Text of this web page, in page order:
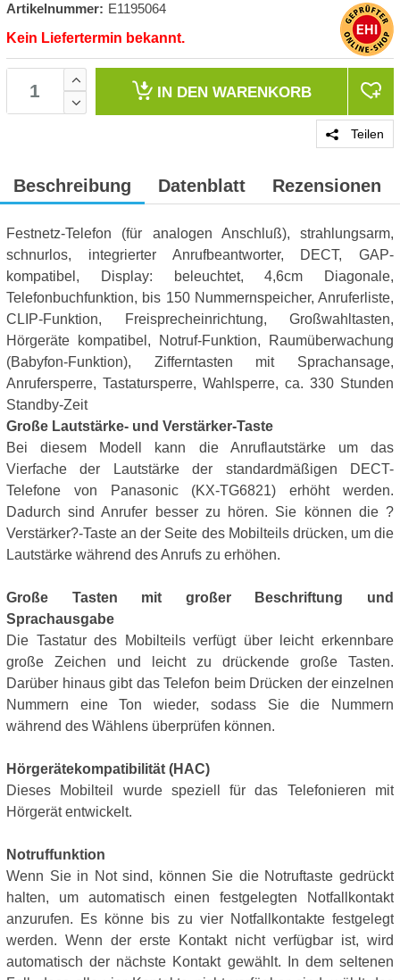
Artikelnummer: E1195064
Kein Liefertermin bekannt.
IN DEN WARENKORB
Teilen
Beschreibung Datenblatt Rezensionen
Festnetz-Telefon (für analogen Anschluß), strahlungsarm,
schnurlos, integrierter Anrufbeantworter, DECT, GAP-
kompatibel, Display: beleuchtet, 4,6cm Diagonale,
Telefonbuchfunktion, bis 150 Nummernspeicher, Anruferliste,
CLIP-Funktion, Freisprecheinrichtung, Großwahltasten,
Hörgeräte kompatibel, Notruf-Funktion, Raumüberwachung
(Babyfon-Funktion), Zifferntasten mit Sprachansage,
Anrufersperre, Tastatursperre, Wahlsperre, ca. 330 Stunden
Standby-Zeit
Große Lautstärke- und Verstärker-Taste
Bei diesem Modell kann die Anruflautstärke um das
Vierfache der Lautstärke der standardmäßigen DECT-
Telefone von Panasonic (KX-TG6821) erhöht werden.
Dadurch sind Anrufer besser zu hören. Sie können die ?
Verstärker?-Taste an der Seite des Mobilteils drücken, um die
Lautstärke während des Anrufs zu erhöhen.
Große Tasten mit großer Beschriftung und
Sprachausgabe
Die Tastatur des Mobilteils verfügt über leicht erkennbare
große Zeichen und leicht zu drückende große Tasten.
Darüber hinaus gibt das Telefon beim Drücken der einzelnen
Nummern eine Ton wieder, sodass Sie die Nummern
während des Wählens überprüfen können.
Hörgerätekompatibilität (HAC)
Dieses Mobilteil wurde speziell für das Telefonieren mit
Hörgerät entwickelt.
Notruffunktion
Wenn Sie in Not sind, können Sie die Notruftaste gedrückt
halten, um automatisch einen festgelegten Notfallkontakt
anzurufen. Es könne bis zu vier Notfallkontakte festgelegt
werden. Wenn der erste Kontakt nicht verfügbar ist, wird
automatisch der nächste Kontakt gewählt. In dem seltenen